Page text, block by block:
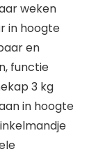
weken
in hoogte
en
functie
3 kg
in hoogte